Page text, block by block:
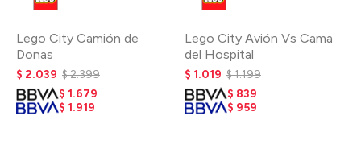
Lego City Camión de
Donas
$ 2.039 $2.399
$ 1.679
$ 1.919
Lego City Avión Vs Cama
del Hospital
$ 1.019 $1.199
$ 839
$ 959